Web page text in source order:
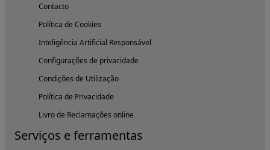
Contacto
Política de Cookies
Inteligência Artificial Responsável
Configurações de privacidade
Condições de Utilização
Política de Privacidade
Livro de Reclamações online
Serviços e ferramentas